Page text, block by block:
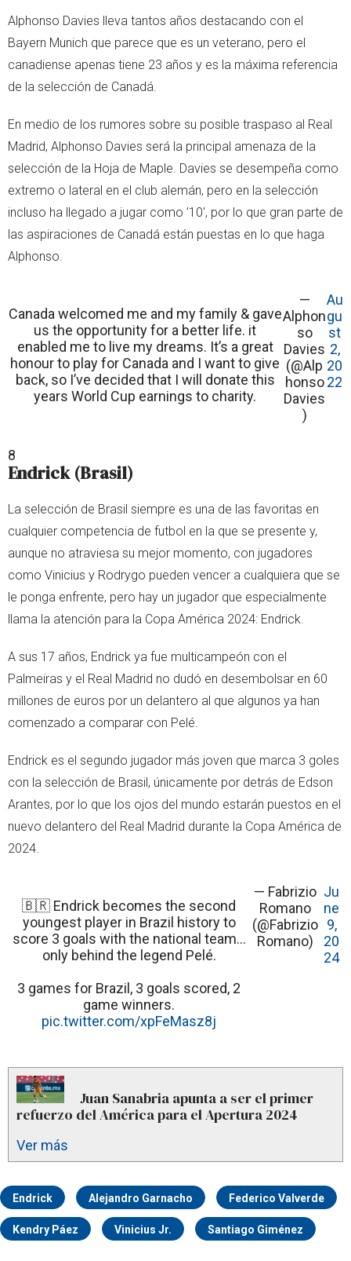
Alphonso Davies lleva tantos años destacando con el
Bayern Munich que parece que es un veterano, pero el
canadiense apenas tiene 23 años y es la máxima referencia
de la selección de Canadá.
En medio de los rumores sobre su posible traspaso al Real
Madrid, Alphonso Davies será la principal amenaza de la
selección de la Hoja de Maple. Davies se desempeña como
extremo o lateral en el club alemán, pero en la selección
incluso ha llegado a jugar como ’10', por lo que gran parte de
las aspiraciones de Canadá están puestas en lo que haga
Alphonso.
Canada welcomed me and my family & gave
us the opportunity for a better life. it
enabled me to live my dreams. It’s a great
honour to play for Canada and I want to give
back, so I’ve decided that I will donate this
years World Cup earnings to charity.
—
Alphon
so
Davies
(@Alp
honso
Davies
)
Au
gu
st
2,
20
22
8
Endrick (Brasil)
La selección de Brasil siempre es una de las favoritas en
cualquier competencia de futbol en la que se presente y,
aunque no atraviesa su mejor momento, con jugadores
como Vinicius y Rodrygo pueden vencer a cualquiera que se
le ponga enfrente, pero hay un jugador que especialmente
llama la atención para la Copa América 2024: Endrick.
A sus 17 años, Endrick ya fue multicampeón con el
Palmeiras y el Real Madrid no dudó en desembolsar en 60
millones de euros por un delantero al que algunos ya han
comenzado a comparar con Pelé.
Endrick es el segundo jugador más joven que marca 3 goles
con la selección de Brasil, únicamente por detrás de Edson
Arantes, por lo que los ojos del mundo estarán puestos en el
nuevo delantero del Real Madrid durante la Copa América de
2024.
🇧🇷 Endrick becomes the second
youngest player in Brazil history to
score 3 goals with the national team...
only behind the legend Pelé.
3 games for Brazil, 3 goals scored, 2
game winners.
pic.twitter.com/xpFeMasz8j
— Fabrizio
Romano
(@Fabrizio
Romano)
Ju
ne
9,
20
24
Juan Sanabria apunta a ser el primer
refuerzo del América para el Apertura 2024
Ver más
Endrick Alejandro Garnacho Federico Valverde
Kendry Páez Vinicius Jr. Santiago Giménez